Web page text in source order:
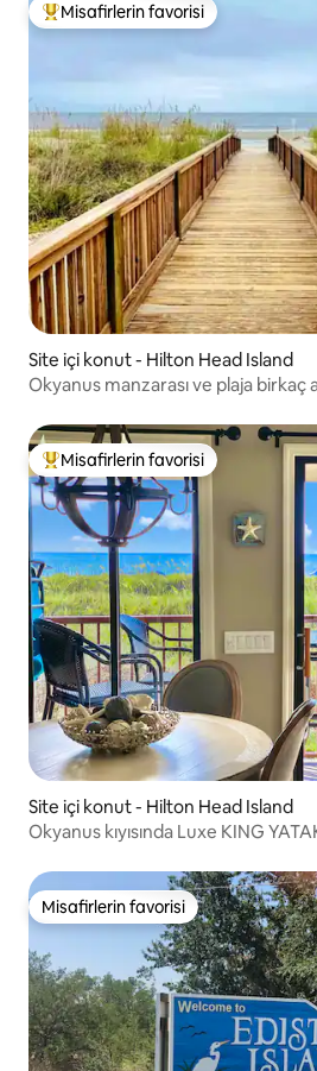
Misafirlerin favorilerinden en
Misafirlerin favorisi
Site içi konut - Hilton Head Island
Okyanus manzarası ve plaja birkaç
Misafirlerin favorilerinden en
Misafirlerin favorisi
Site içi konut - Hilton Head Island
Okyanus kıyısında Luxe KING
Misafirlerin favorisi
Misafirlerin favorisi